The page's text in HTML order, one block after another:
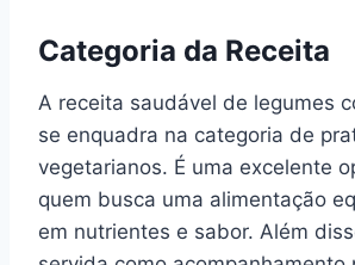
Categoria da Receita
A receita saudável de legumes
se enquadra na categoria de
vegetarianos. É uma excelente
quem busca uma alimentação
em nutrientes e sabor. Além